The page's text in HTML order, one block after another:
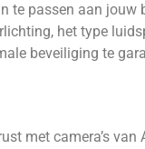
te passen aan jouw
het type
beveiliging te
met camera’s